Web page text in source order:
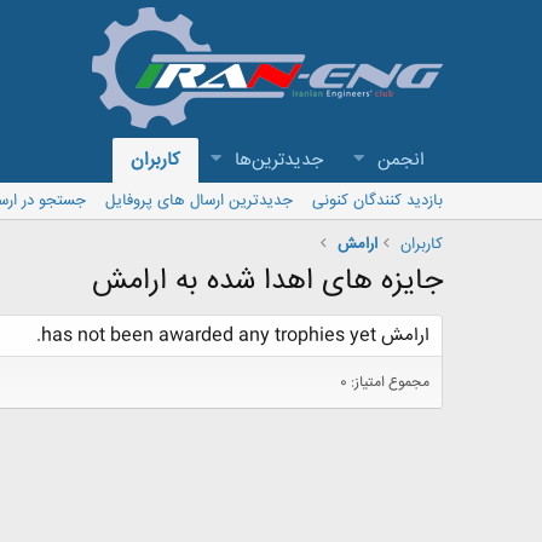
انجمن جدیدترین‌ها کاربران
بازدید کنندگان کنونی جدیدترین ارسال های پروفایل
جستجو در
کاربران
ارامش
جایزه های اهدا شده به ارامش
ارامش has not been awarded any trophies yet.
مجموع امتیاز: 0